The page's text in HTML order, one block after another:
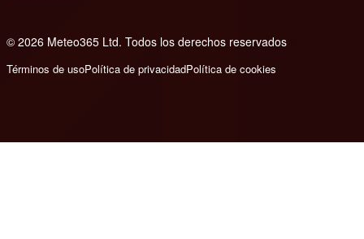
© 2026 Meteo365 Ltd. Todos los derechos reservados
Términos de usoPolítica de privacidadPolítica de cookies